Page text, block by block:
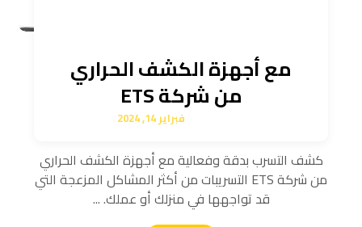
مع أجهزة الكشف الحراري
من شركة ETS
فبراير 14, 2024
كشف التسرب بدقة وفعالية مع أجهزة الكشف الحراري
من شركة ETS التسريبات من أكثر المشاكل المزعجة التي
قد تواجهها في منزلك أو عملك. ...